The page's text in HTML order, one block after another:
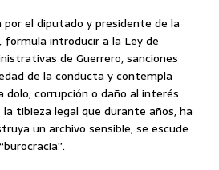
el diputado y presidente de la
formula introducir a la Ley de
de Guerrero, sanciones
de la conducta y contempla
dolo, corrupción o daño al interés
tibieza legal que durante años, ha
un archivo sensible, se escude